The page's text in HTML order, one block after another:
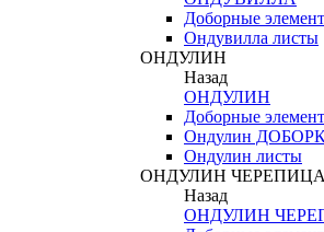
Доборные
Ондувилла листы
ОНДУЛИН
Назад
ОНДУЛИН
Доборные
Ондулин
Ондулин листы
ОНДУЛИН ЧЕРЕПИЦА
Назад
ОНДУЛИН